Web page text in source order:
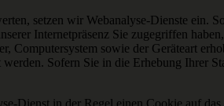
setzen wir Webanalyse-Dienste ein.
Internetpräsenz Sie zugegriffen
sowie der Geräteart
Sofern Sie in die Erhebung Ihrer